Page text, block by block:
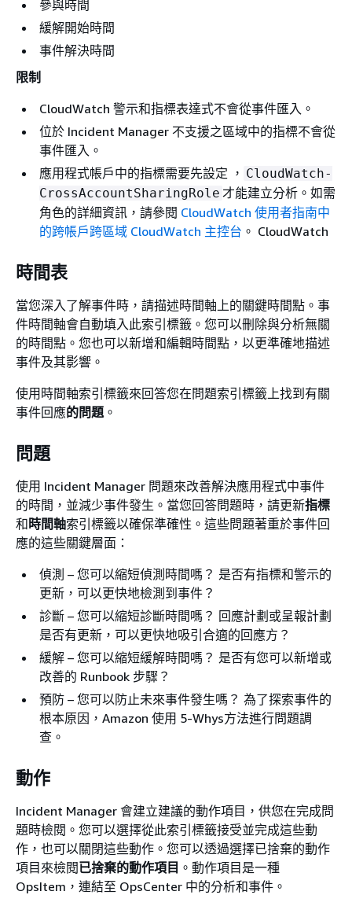
參與時間
緩解開始時間
事件解決時間
限制
CloudWatch 警示和指標表達式不會從事件匯入。
位於 Incident Manager 不支援之區域中的指標不會從
事件匯入。
應用程式帳戶中的指標需要先設定 ， CloudWatch-
CrossAccountSharingRole 才能建立分析。如需
角色的詳細資訊，請參閱 CloudWatch 使用者指南中
的跨帳戶跨區域 CloudWatch 主控台 。 CloudWatch
時間表
當您深入了解事件時，請描述時間軸上的關鍵時間點。事
件時間軸會自動填入此索引標籤。您可以刪除與分析無關
的時間點。您也可以新增和編輯時間點，以更準確地描述
事件及其影響。
使用時間軸索引標籤來回答您在問題索引標籤上找到有關
事件回應的問題 。
問題
使用 Incident Manager 問題來改善解決應用程式中事件
的時間，並減少事件發生。當您回答問題時，請更新指標
和時間軸索引標籤以確保準確性。這些問題著重於事件回
應的這些關鍵層面：
偵測 – 您可以縮短偵測時間嗎？ 是否有指標和警示的
更新，可以更快地檢測到事件？
診斷 – 您可以縮短診斷時間嗎？ 回應計劃或呈報計劃
是否有更新，可以更快地吸引合適的回應方？
緩解 – 您可以縮短緩解時間嗎？ 是否有您可以新增或
改善的 Runbook 步驟？
預防 – 您可以防止未來事件發生嗎？ 為了探索事件的
根本原因，Amazon 使用 5-Whys方法進行問題調
查。
動作
Incident Manager 會建立建議的動作項目，供您在完成問
題時檢閱。您可以選擇從此索引標籤接受並完成這些動
作，也可以關閉這些動作。您可以透過選擇已捨棄的動作
項目來檢閱已捨棄的動作項目 。動作項目是一種
OpsItem，連結至 OpsCenter 中的分析和事件。